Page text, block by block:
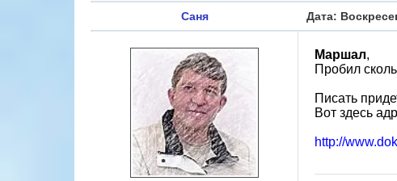
Саня Дата:
Маршал,
Пробил
Писать
Вот здесь
http://